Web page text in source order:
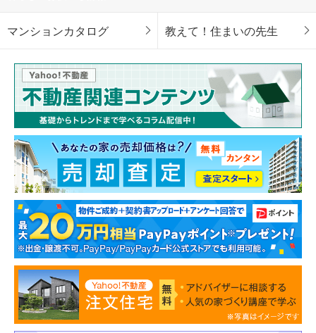
マンションカタログ 教えて！住まいの先生